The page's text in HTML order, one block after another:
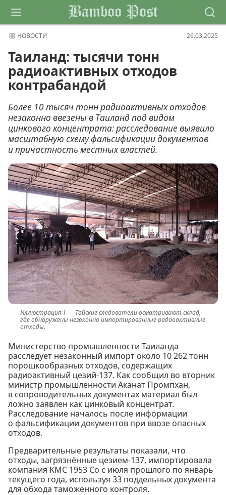
Bamboo Post
НОВОСТИ 26.03.2025
Таиланд: тысячи тонн
радиоактивных отходов
контрабандой
Более 10 тысяч тонн радиоактивных отходов
незаконно ввезены в Таиланд под видом
цинкового концентрата: расследование выявило
масштабную схему фальсификации документов
и причастность местных властей.
Тайские следователи осматривают склад,
где обнаружены незаконно импортированные радиоактивные
отходы.
Министерство промышленности Таиланда
расследует незаконный импорт около 10 262 тонн
порошкообразных отходов, содержащих
радиоактивный цезий-137. Как сообщил во вторник
министр промышленности Аканат Промпхан,
в сопроводительных документах материал был
ложно заявлен как цинковый концентрат.
Расследование началось после информации
о фальсификации документов при ввозе опасных
отходов.
Предварительные результаты показали, что
отходы, загрязнённые цезием-137, импортировала
компания KMC 1953 Co с июля прошлого по январь
текущего года, используя 33 поддельных документа
для обхода таможенного контроля.